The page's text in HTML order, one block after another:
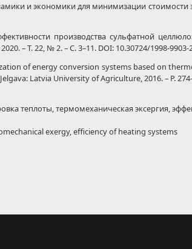
и экономики для минимизации
производства сульфатной
– Т. 22, № 2. – С. 3–11. DOI: 10.30724/1998-9903-
of energy conversion systems based on
Latvia University of Agriculture, 2016. – P.
теплоты, термомеханическая эксергия,
exergy, efficiency of heating systems